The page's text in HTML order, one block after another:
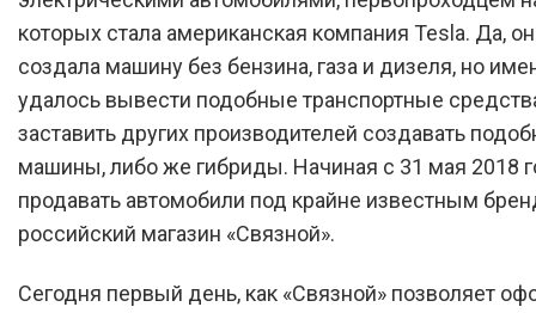
невероятное. Он запустил
продажу автомобили
которых стала американская компания Tesla. Да,
создала машину без бензина, газа и дизеля, но
удалось вывести подобные транспортные
заставить других производителей создавать
машины, либо же гибриды. Начиная с 31 мая 2018
продавать автомобили под крайне известным
российский магазин «Связной».
Сегодня первый день, как «Связной» позволяет